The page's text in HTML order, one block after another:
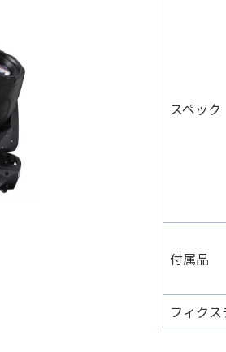
スペック
付属品
フィクス